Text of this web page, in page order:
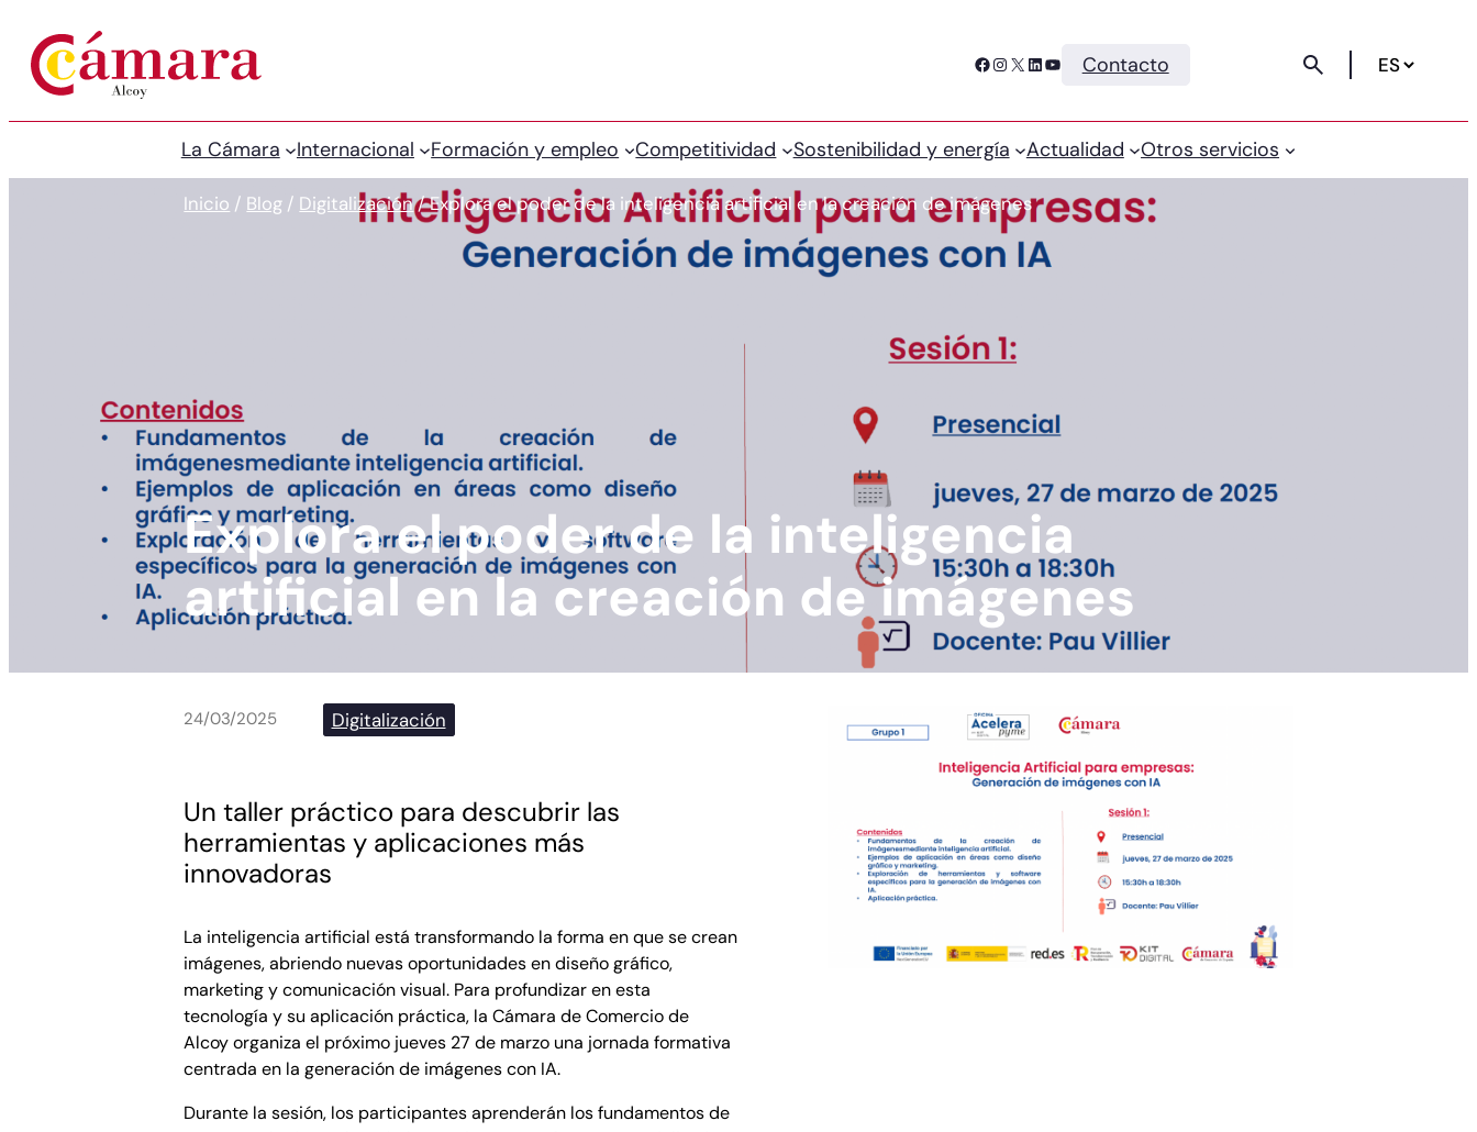
Facebook Instagram X LinkedIn YouTube Contacto
La Cámara Internacional Formación y empleo Competitividad Sostenibilidad y energía Actualidad Otros servicios
Inicio / Blog / Digitalización/Explora el poder de la inteligencia artificial en la creación de imágenes
Explora el poder de la inteligencia
artificial en la creación de imágenes
24/03/2025 Digitalización
Un taller práctico para descubrir las
herramientas y aplicaciones más
innovadoras
La inteligencia artificial está transformando la forma en que se crean
imágenes, abriendo nuevas oportunidades en diseño gráfico,
marketing y comunicación visual. Para profundizar en esta
tecnología y su aplicación práctica, la Cámara de Comercio de
Alcoy organiza el próximo jueves 27 de marzo una jornada formativa
centrada en la generación de imágenes con IA.
Durante la sesión, los participantes aprenderán los fundamentos de